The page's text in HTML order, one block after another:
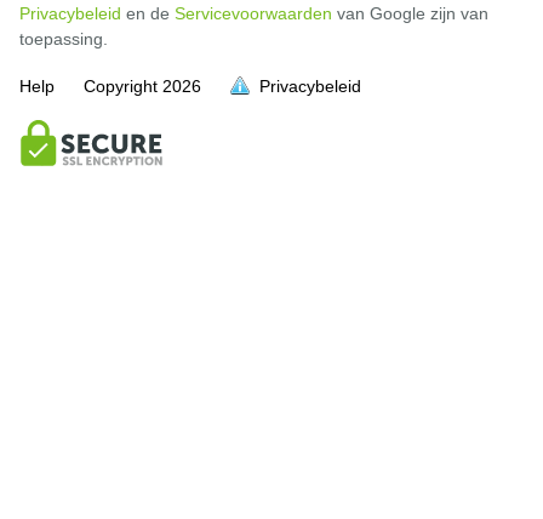
Privacybeleid en de Servicevoorwaarden van Google zijn van
toepassing.
Help Copyright 2026 Privacybeleid